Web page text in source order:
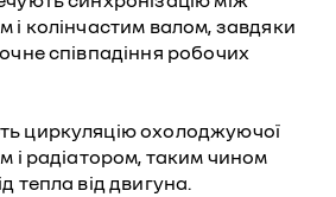
і колінчастим валом, завдяки
співпадіння робочих
циркуляцію охолоджуючої
і радіатором, таким чином
тепла від двигуна.